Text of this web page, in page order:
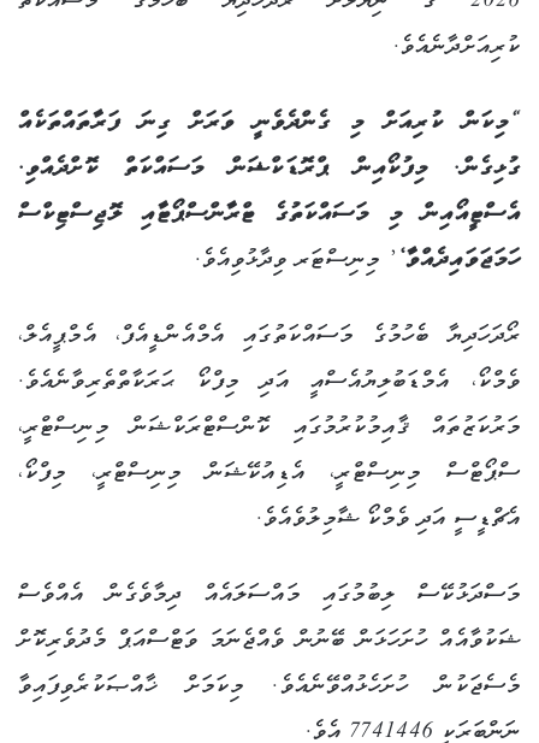
ކުރިއަށްދާނެއެވެ.
“މިކަން ކުރިއަށް މި ގެންދެވެނީ ވަރަށް ގިނަ ފަރާތައްތަކެއް
ގުޅިގެން. މިފުކޯއިން ޕްރޮޑަކްޝަން މަސައްކަތް ކޮށްދެއްވި.
އެސްޓީއޯއިން މި މަސައްކަތުގެ ޓްރާންސްޕޯޓާއި ލޮޖިސްޓިކްސް
ހަމަޖަވައިދެއްވާ‘’ މިނިސްޓަރ ވިދާޅުވިއެވެ.
ރޯދަހަދިޔާ ބެހުމުގެ މަސައްކަތުގައި އެމްއެންޑީއެފް، އެމްޕީއެލް،
ވެމްކޯ، އެމްޑަބުލިޔުއެސްއީ އަދި މިފްކޯ ޙަރަކާތްތެރިވާނެއެވެ.
މަރުކަޒުތައް ޤާއިމުކުރުމުގައި ކޮންސްޓްރަކްޝަން މިނިސްޓްރީ،
ސްޕޯޓްސް މިނިސްޓްރީ، އެޑިއުކޭޝަން މިނިސްޓްރީ، މިފްކޯ،
އެޗްޑީސީ އަދި ވެމްކޯ ޝާމިލުވެއެވެ.
މަސްދަޅުކޭސް ލިބުމުގައި މައްސަލައެއް ދިމާވެގެން އެއްވެސް
ޝަކުވާއެއް ހުށަހަޅަން ބޭނުން ވެއްޖެނަމަ ވަޓްސްއަޕް މެދުވެރިކޮށް
މެސެޖަކުން ހުށަހެޅުއްވޭނެއެވެ. މިކަމަށް ޚާއްޞަކުރެވިފައިވާ
ނަންބަރަކީ 7741446 އެވެ.